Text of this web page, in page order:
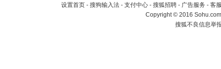
设置首页 - 搜狗输入法 - 支付中心 - 搜狐招聘 - 广告服务 - 客
Copyright©2016
搜狐不良信息举